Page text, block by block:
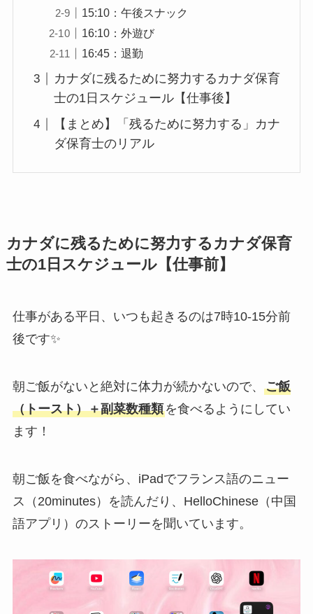
15:10：午後スナック
16:10：外遊び
16:45：退勤
カナダに残るために努力するカナダ保育
士の1日スケジュール【仕事後】
【まとめ】「残るために努力する」カナ
ダ保育士のリアル
カナダに残るために努力するカナダ保育
士の1日スケジュール【仕事前】
仕事がある平日、いつも起きるのは7時10-15分前
後です✨
朝ご飯がないと絶対に体力が続かないので、 ご飯
（トースト）＋副菜数種類を食べるようにしてい
ます！
朝ご飯を食べながら、iPadでフランス語のニュー
ス（20minutes）を読んだり、HelloChinese（中国
語アプリ）のストーリーを聞いています。